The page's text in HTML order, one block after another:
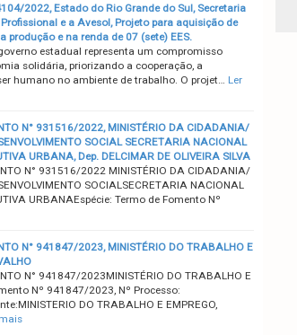
2022, Estado do Rio Grande do Sul, Secretaria
e a Avesol, Projeto para aquisição de
produção e na renda de 07 (sete) EES.
estadual representa um compromisso
solidária, priorizando a cooperação, a
humano no ambiente de trabalho. O projet…
Ler
N° 931516/2022, MINISTÉRIO DA CIDADANIA/
SOCIAL SECRETARIA NACIONAL
URBANA, Dep. DELCIMAR DE OLIVEIRA SILVA
N° 931516/2022 MINISTÉRIO DA CIDADANIA/
SOCIALSECRETARIA NACIONAL
URBANAEspécie: Termo de Fomento Nº
N° 941847/2023, MINISTÉRIO DO TRABALHO E
N° 941847/2023MINISTÉRIO DO TRABALHO E
Nº 941847/2023, Nº Processo:
DO TRABALHO E EMPREGO,